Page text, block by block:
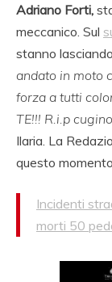
Adriano Forti,
meccanico. Sul
stanno
andato in moto
forza a tutti
TE!!! R.i.p
Ilaria. La
questo
Incidenti
morti 50